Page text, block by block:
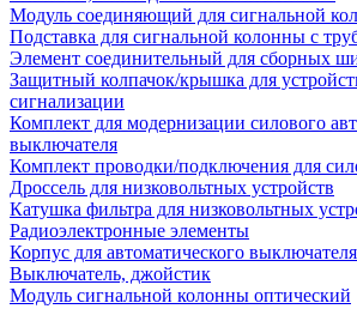
Модуль соединяющий для сигнальной
Подставка для сигнальной колонны с
Элемент соединительный для сборных
Защитный колпачок/крышка для
сигнализации
Комплект для модернизации силового
выключателя
Комплект проводки/подключения для
Дроссель для низковольтных устройств
Катушка фильтра для низковольтных
Радиоэлектронные элементы
Корпус для автоматического
Выключатель, джойстик
Модуль сигнальной колонны оптический